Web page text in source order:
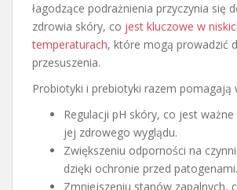
łagodzące podrażnienia przyczynia się
zdrowia skóry, co jest kluczowe w
temperaturach, które mogą prowadzić
przesuszenia.
Probiotyki i prebiotyki razem pomagają
Regulacji pH skóry, co jest
jej zdrowego wyglądu.
Zwiększeniu odporności na
dzięki ochronie przed patogenami.
Zmniejszeniu stanów zapalnych,